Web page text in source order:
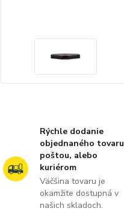
Rýchle dodanie
objednaného tovaru
poštou, alebo
kuriérom
Väčšina tovaru je
okamžite dostupná v
našich skladoch.